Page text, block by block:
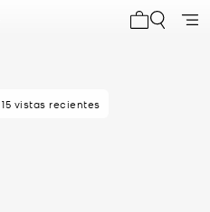
15 vistas recientes